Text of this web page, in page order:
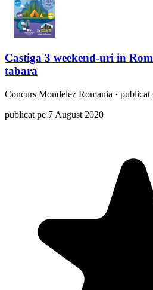
Castiga 3 weekend-uri in
tabara
Concurs Mondelez Romania · publicat
publicat pe 7 August 2020